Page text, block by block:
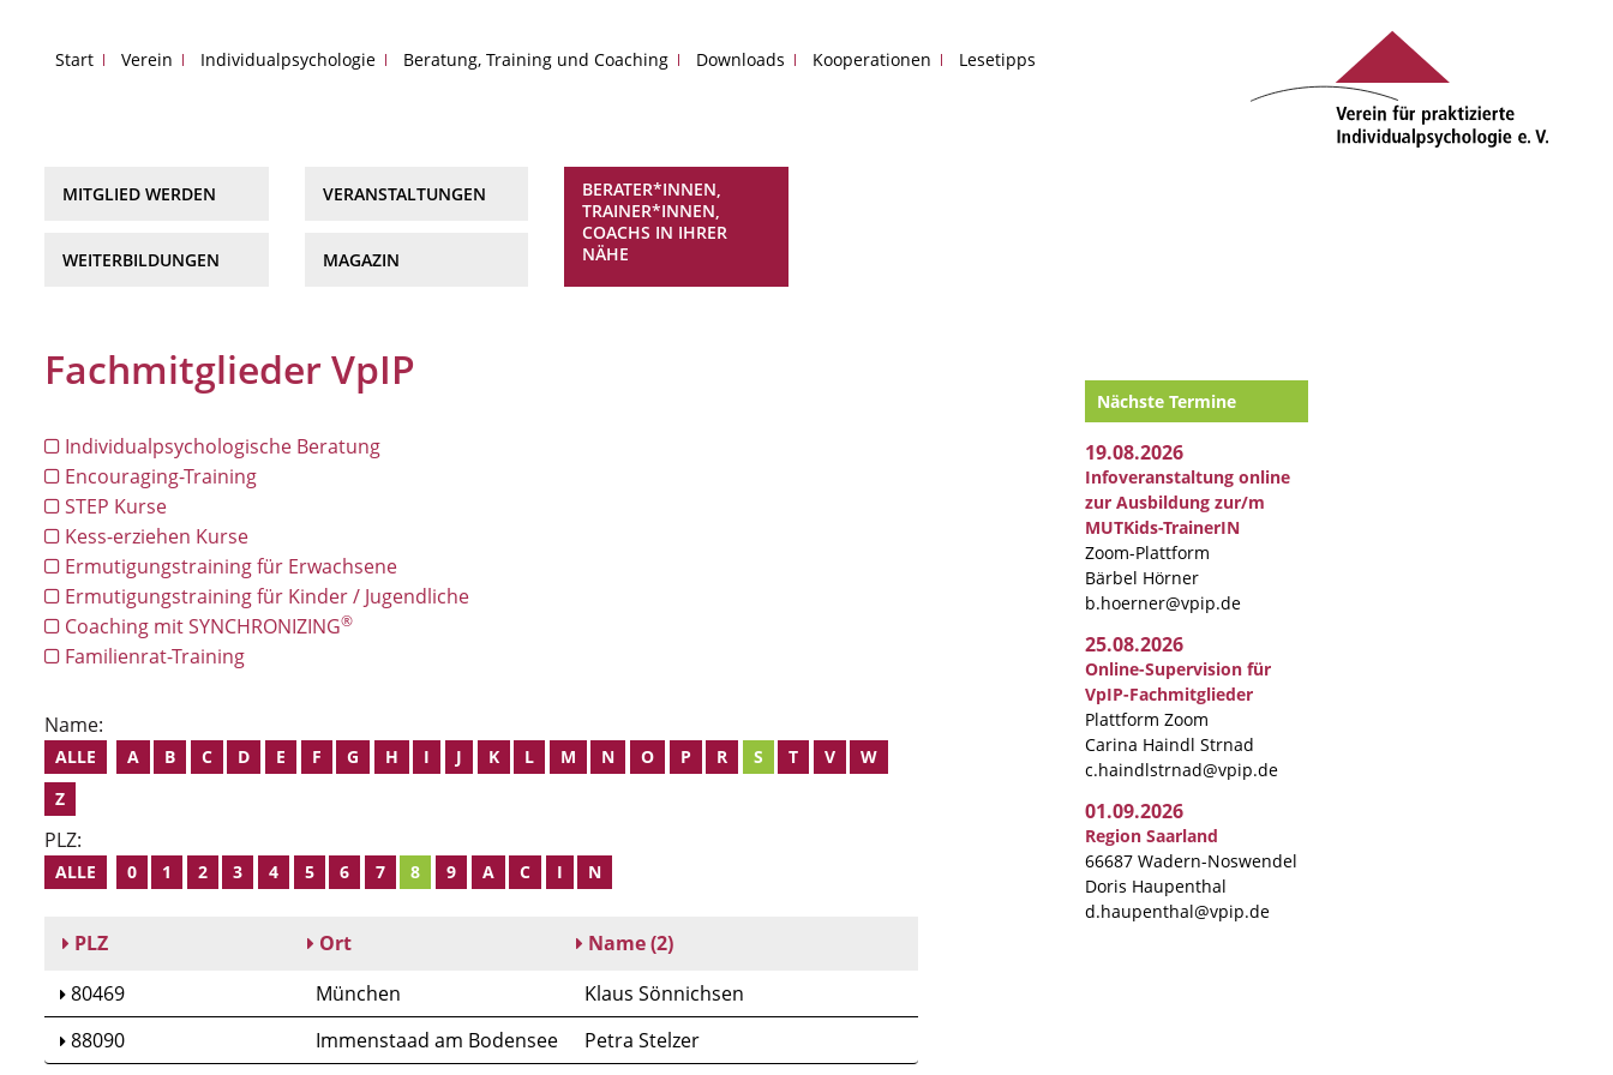
Start Verein Individualpsychologie Beratung, Training und Coaching Downloads Kooperationen Lesetipps
MITGLIED WERDEN
WEITERBILDUNGEN
VERANSTALTUNGEN
MAGAZIN
BERATER*INNEN,
TRAINER*INNEN,
COACHS IN IHRER
NÄHE
Fachmitglieder VpIP
Individualpsychologische Beratung
Encouraging-Training
STEP Kurse
Kess-erziehen Kurse
Ermutigungstraining für Erwachsene
Ermutigungstraining für Kinder / Jugendliche
Coaching mit SYNCHRONIZING®
Familienrat-Training
Name:
ALLE A B C D E F G H I J K L M N O P R S T V
W
Z
PLZ:
ALLE 0 1 2 3 4 5 6 7 8 9 A C I N
PLZ Ort Name(2)
80469
München
Klaus Sönnichsen
88090
Immenstaad am Bodensee Petra Stelzer
Nächste Termine
19.08.2026
Infoveranstaltung online
zur Ausbildung zur/m
MUTKids-TrainerIN
Zoom-Plattform
Bärbel Hörner
b.hoerner@vpip.de
25.08.2026
Online-Supervision für
VpIP-Fachmitglieder
Plattform Zoom
Carina Haindl Strnad
c.haindlstrnad@vpip.de
01.09.2026
Region Saarland
66687 Wadern-Noswendel
Doris Haupenthal
d.haupenthal@vpip.de